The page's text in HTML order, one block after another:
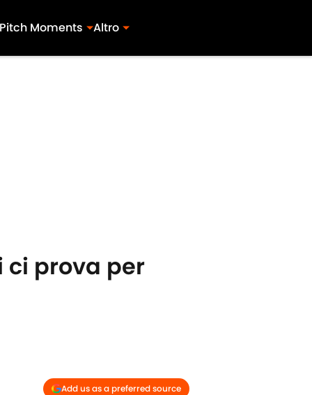
Pitch Moments Altro
ci prova per
Add us as a preferred source